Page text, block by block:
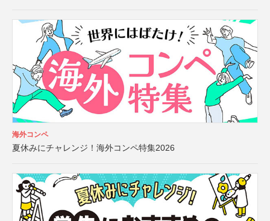
海外コンペ
夏休みにチャレンジ！海外コンペ特集2026